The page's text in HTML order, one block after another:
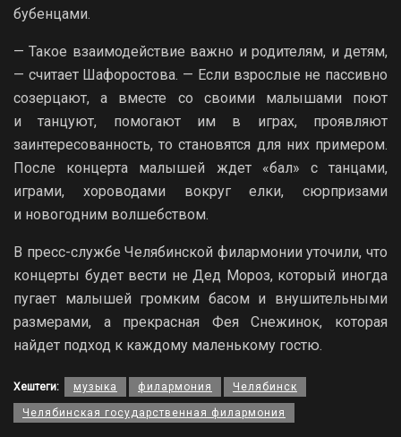
бубенцами.
— Такое взаимодействие важно и родителям, и детям,
— считает Шафоростова. — Если взрослые не пассивно
созерцают, а вместе со своими малышами поют
и танцуют, помогают им в играх, проявляют
заинтересованность, то становятся для них примером.
После концерта малышей ждет «бал» с танцами,
играми, хороводами вокруг елки, сюрпризами
и новогодним волшебством.
В пресс-службе Челябинской филармонии уточили, что
концерты будет вести не Дед Мороз, который иногда
пугает малышей громким басом и внушительными
размерами, а прекрасная Фея Снежинок, которая
найдет подход к каждому маленькому гостю.
Хештеги: музыка филармония Челябинск
Челябинская государственная филармония